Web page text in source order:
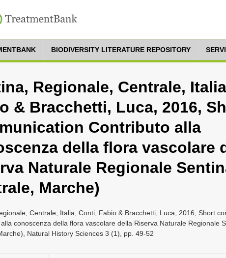
BIODIVERSITY LITERATURE REPOSITORY
Regionale, Centrale,
& Bracchetti, Luca, 2016,
Contributo alla
della flora vascolare
Naturale Regionale
Marche)
Centrale, Italia, Conti, Fabio & Bracchetti, Luca, 2016, Short
conoscenza della flora vascolare della Riserva Naturale Regionale
Natural History Sciences 3 (1), pp. 49-52